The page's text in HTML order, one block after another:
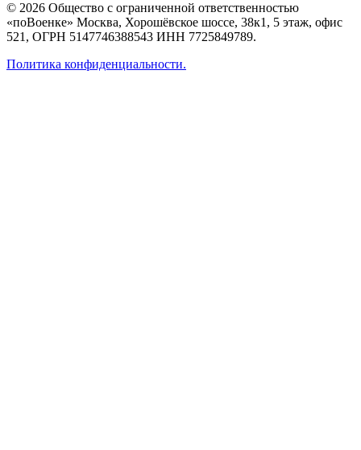
© 2026 Общество с ограниченной ответственностью
«поВоенке» Москва, Хорошёвское шоссе, 38к1, 5 этаж, офис
521, ОГРН 5147746388543 ИНН 7725849789.
Политика конфиденциальности.